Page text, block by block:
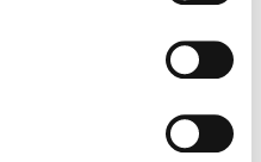
8D58 - Pastello